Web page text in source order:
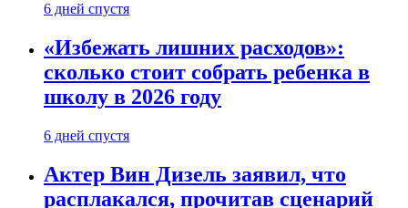
6 дней спустя
«Избежать лишних расходов»:
сколько стоит собрать ребенка в
школу в 2026 году
6 дней спустя
Актер Вин Дизель заявил, что
расплакался, прочитав сценарий